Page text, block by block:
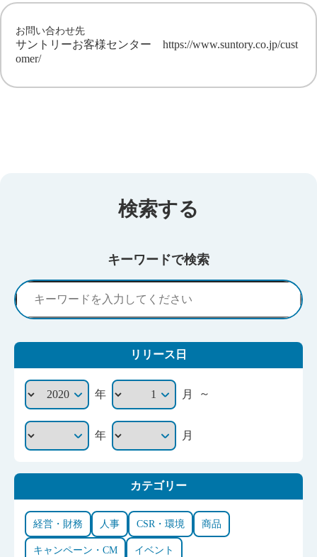
お問い合わせ先
サントリーお客様センター https://www.suntory.co.jp/cust
omer/
検索する
キーワードで検索
リリース日
年 月 ～
年 月
カテゴリー
経営・財務 人事 CSR・環境 商品
キャンペーン・CM イベント